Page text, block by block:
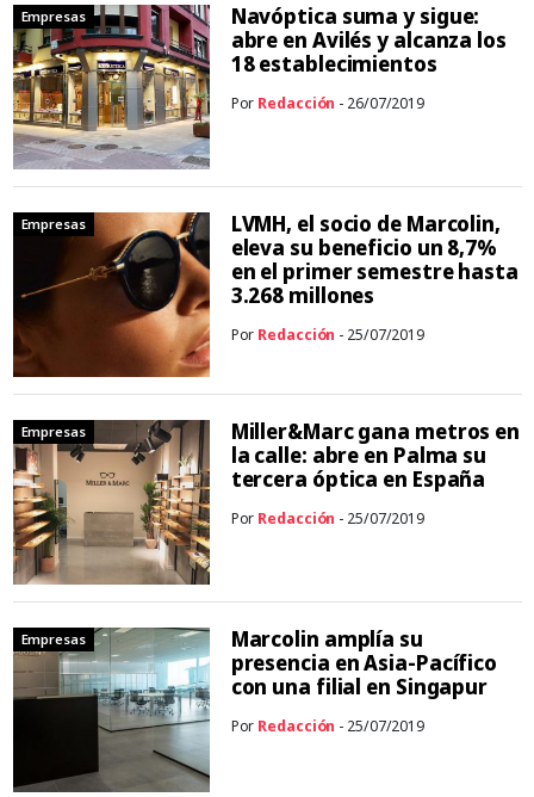
Empresas
Navóptica suma y sigue:
abre en Avilés y alcanza los
18 establecimientos
Por Redacción - 26/07/2019
Empresas
LVMH, el socio de Marcolin,
eleva su beneficio un 8,7%
en el primer semestre hasta
3.268 millones
Por Redacción - 25/07/2019
Empresas
Miller&Marc gana metros en
la calle: abre en Palma su
tercera óptica en España
Por Redacción - 25/07/2019
Empresas
Marcolin amplía su
presencia en Asia-Pacífico
con una filial en Singapur
Por Redacción - 25/07/2019